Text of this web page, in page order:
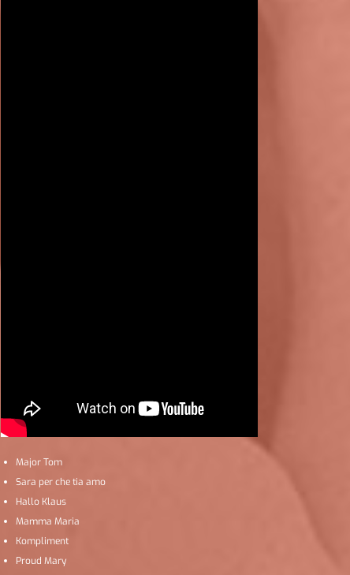
Major Tom
Sara per che tia amo
Hallo Klaus
Mamma Maria
Kompliment
Proud Mary